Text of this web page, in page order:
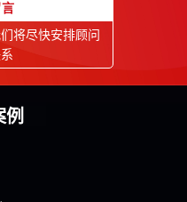
将尽快安排顾问
例